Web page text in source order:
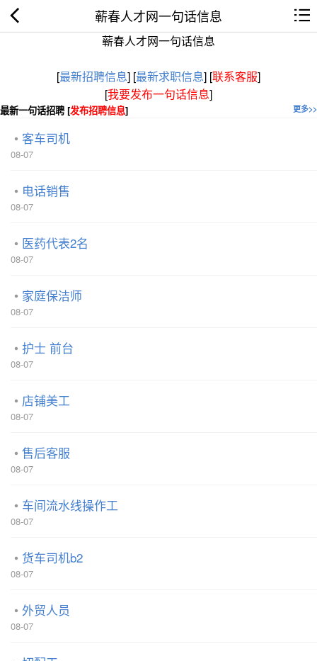
蕲春人才网一句话信息
蕲春人才网一句话信息
[最新招聘信息] [最新求职信息] [联系客服]
[我要发布一句话信息]
更多>>
最新一句话招聘 [发布招聘信息]
客车司机
08-07
电话销售
08-07
医药代表2名
08-07
家庭保洁师
08-07
护士 前台
08-07
店铺美工
08-07
售后客服
08-07
车间流水线操作工
08-07
货车司机b2
08-07
外贸人员
08-07